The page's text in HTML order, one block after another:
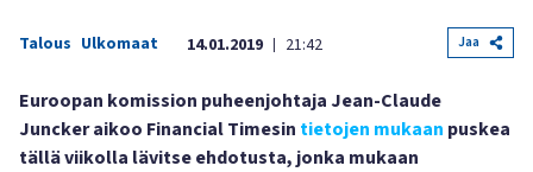
Talous Ulkomaat 14.01.2019 | 21:42 Jaa
Euroopan komission puheenjohtaja Jean-Claude
Juncker aikoo Financial Timesin tietojen mukaan puskea
tällä viikolla lävitse ehdotusta, jonka mukaan